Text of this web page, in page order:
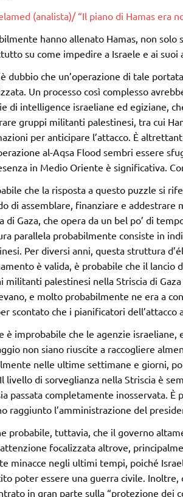
(analista)/ “Il piano di Hamas era
hanno allenato Hamas, non
su come impedire a Israele e ai
dubbio che un’operazione di tale
Un processo così complesso
di intelligence israeliane ed egiziane,
gruppi militanti palestinesi, tra cui
per anticipare l’attacco. È
al-Aqsa Flood sembri essere
in Medio Oriente è significativa.
che la risposta a questo puzzle si
di assemblare, finanziare e
di Gaza, che opera da un bel po’ di
parallela probabilmente consiste in
Per diversi anni, questa struttura
è valida, è probabile che il lancio
militanti palestinesi nella Striscia di
e molto probabilmente ne era a
scontato che i pianificatori
è improbabile che le agenzie
non siano riuscite a raccogliere
nelle ultime settimane e giorni,
livello di sorveglianza nella Striscia è
passata completamente inosservata.
raggiunto l’amministrazione del
probabile, tuttavia, che il governo
attenzione focalizzata altrove,
minacce negli ultimi tempi, poiché
poter essere una guerra civile. Inoltre,
in gran parte sulla “protezione dei